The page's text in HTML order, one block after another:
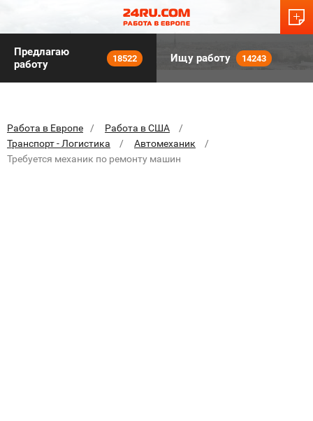
Предлагаю
работу
18522 Ищу работу 14243
Работа в Европе
Работа в США
Транспорт - Логистика
Автомеханик
Требуется механик по ремонту машин